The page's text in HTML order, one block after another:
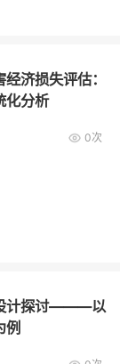
济损失评估：
化分析
0次
计探讨———以
例